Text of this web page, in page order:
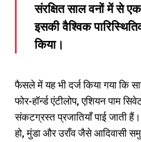
संरक्षित साल वनों में से
इसकी वैश्विक
किया।
फैसले में यह भी दर्ज किया गया कि
फोर-हॉर्न्ड एंटीलोप, एशियन पाम
संकटग्रस्त प्रजातियाँ पाई जाती
हो, मुंडा और उराँव जैसे आदिवासी